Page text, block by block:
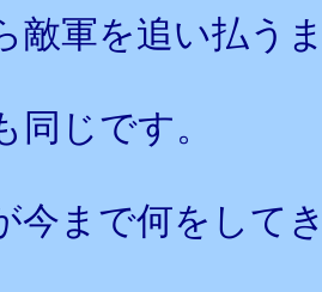
敵軍を追い払う
同じです。
今まで何をして